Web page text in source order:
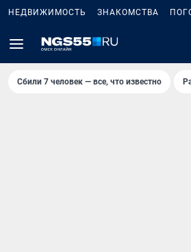
НЕДВИЖИМОСТЬ ЗНАКОМСТВА
Сбили 7 человек — все, что известно